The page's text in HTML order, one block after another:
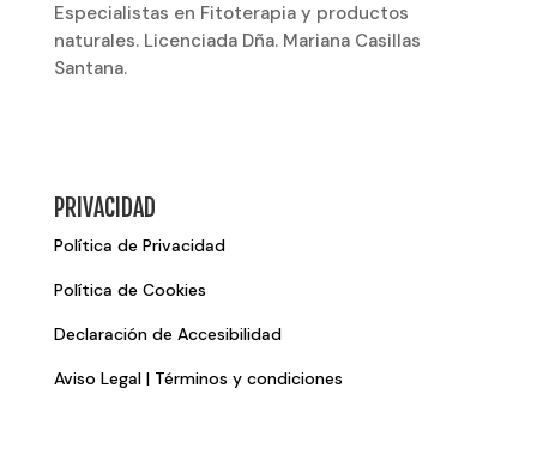
Especialistas en Fitoterapia y productos
naturales. Licenciada Dña. Mariana Casillas
Santana.
PRIVACIDAD
Política de Privacidad
Política de Cookies
Declaración de Accesibilidad
Aviso Legal | Términos y condiciones